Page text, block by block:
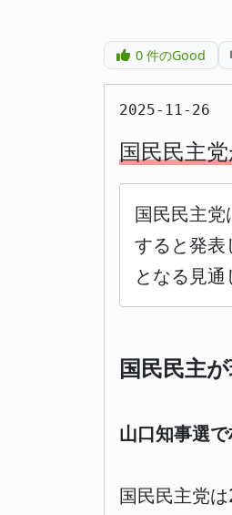
0件のGood
2025-11-26
国民民主
国民民主
すると発
となる見
国民民主
山口知事選
国民民主党